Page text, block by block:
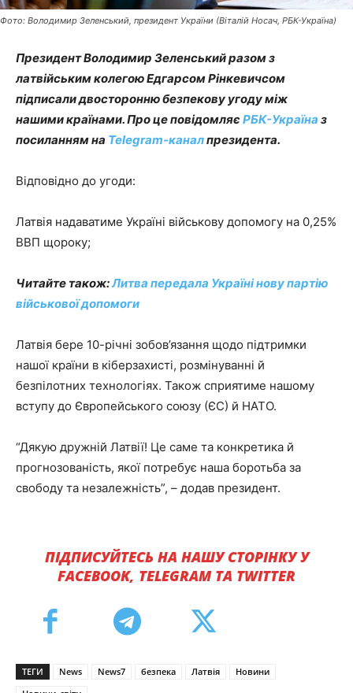
Фото: Володимир Зеленський, президент України (Віталій Носач, РБК-Україна)
Президент Володимир Зеленський разом з
латвійським колегою Едгарсом Рінкевичсом
підписали двосторонню безпекову угоду між
нашими країнами. Про це повідомляєРБК-Україна з
посиланням на Telegram-каналпрезидента.
Відповідно до угоди:
Латвія надаватиме Україні військову допомогу на 0,25%
ВВП щороку;
Читайте також:Литва передала Україні нову партію
військової допомоги
Латвія бере 10-річні зобов’язання щодо підтримки
нашої країни в кіберзахисті, розмінуванні й
безпілотних технологіях. Також сприятиме нашому
вступу до Європейського союзу (ЄС) й НАТО.
“Дякую дружній Латвії! Це саме та конкретика й
прогнозованість, якої потребує наша боротьба за
свободу та незалежність”, – додав президент.
ПІДПИСУЙТЕСЬ НА НАШУ СТОРІНКУ У
FACEBOOK, TELEGRAM ТА TWITTER
ТЕГИ News News7 безпека Латвія
Новини